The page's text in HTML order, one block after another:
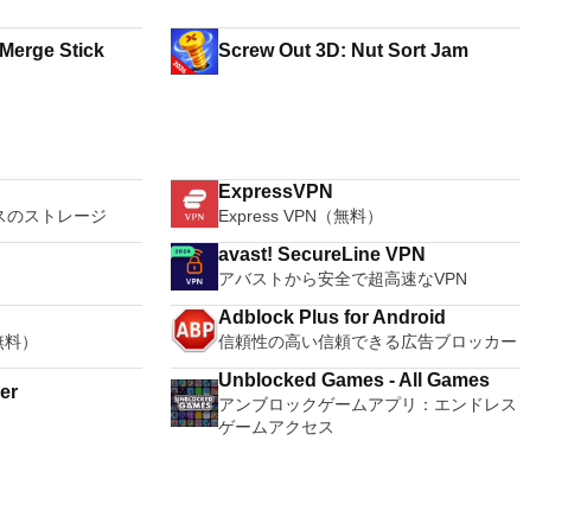
My Sticker Town: Merge Stick Screw Out 3D: Nut Sort Jam
のストレージ
ExpressVPN
Express VPN（無料）
avast! SecureLine VPN
アバストから安全で超高速なVPN
）
Adblock Plus for Android
信頼性の高い信頼できる広告ブロッカー
Unblocked Games - All Games
アンブロックゲームアプリ：エンドレス
ゲームアクセス